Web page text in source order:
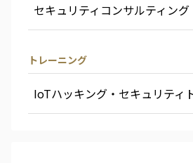
セキュリティコンサルティング
トレーニング
IoTハッキング・セキュリティ